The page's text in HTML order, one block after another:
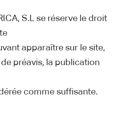
S.L se réserve le droit
apparaître sur le site,
préavis, la publication
comme suffisante.